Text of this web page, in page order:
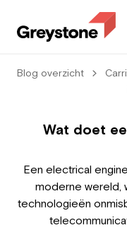
Jobs
Blog
Blog overzicht
Wat doet
Een electrical
moderne wereld,
technologieën